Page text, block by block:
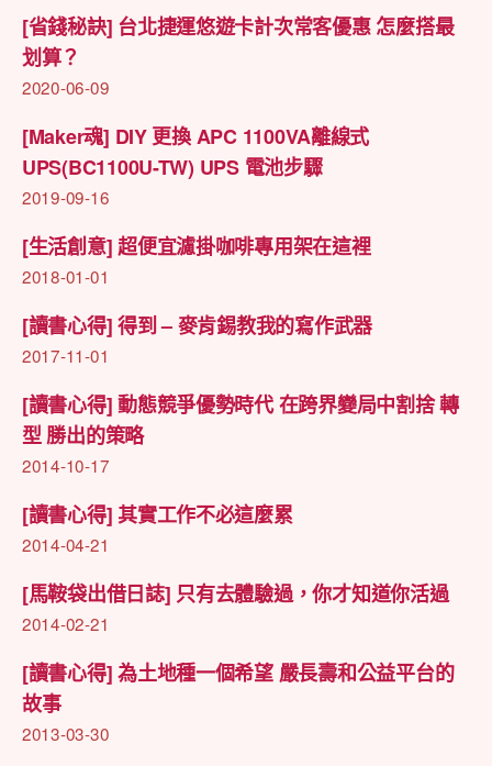
與
真
[省錢秘訣] 台北捷運悠遊卡計次常客優惠 怎麼搭最
划算？
2020-06-09
[Maker魂] DIY 更換 APC 1100VA離線式
UPS(BC1100U-TW) UPS 電池步驟
2019-09-16
[生活創意] 超便宜濾掛咖啡專用架在這裡
2018-01-01
[讀書心得] 得到 – 麥肯錫教我的寫作武器
2017-11-01
[讀書心得] 動態競爭優勢時代 在跨界變局中割捨 轉
型 勝出的策略
2014-10-17
[讀書心得] 其實工作不必這麼累
2014-04-21
[馬鞍袋出借日誌] 只有去體驗過，你才知道你活過
2014-02-21
[讀書心得] 為土地種一個希望 嚴長壽和公益平台的
故事
2013-03-30